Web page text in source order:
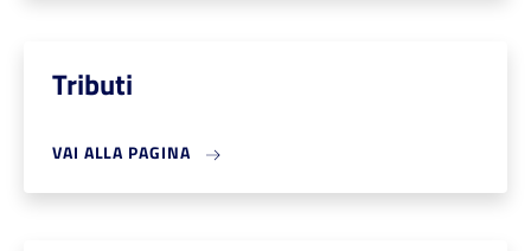
Tributi
VAI ALLA PAGINA